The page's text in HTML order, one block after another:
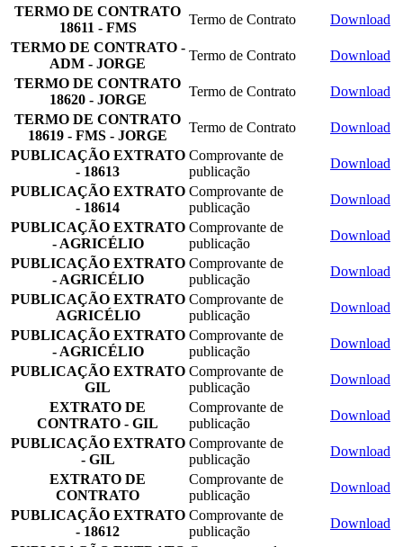
TERMO DE CONTRATO
18611 - FMS
Termo de Contrato
Download
TERMO DE CONTRATO -
ADM - JORGE
Termo de Contrato
Download
TERMO DE CONTRATO
18620 - JORGE
Termo de Contrato
Download
TERMO DE CONTRATO
18619 - FMS - JORGE
Termo de Contrato
Download
PUBLICAÇÃO EXTRATO
- 18613
Comprovante de
publicação
Download
PUBLICAÇÃO EXTRATO
- 18614
Comprovante de
publicação
Download
PUBLICAÇÃO EXTRATO
- AGRICÉLIO
Comprovante de
publicação
Download
PUBLICAÇÃO EXTRATO
- AGRICÉLIO
Comprovante de
publicação
Download
PUBLICAÇÃO EXTRATO
AGRICÉLIO
Comprovante de
publicação
Download
PUBLICAÇÃO EXTRATO
- AGRICÉLIO
Comprovante de
publicação
Download
PUBLICAÇÃO EXTRATO
GIL
Comprovante de
publicação
Download
EXTRATO DE
CONTRATO - GIL
Comprovante de
publicação
Download
PUBLICAÇÃO EXTRATO
- GIL
Comprovante de
publicação
Download
EXTRATO DE
CONTRATO
Comprovante de
publicação
Download
PUBLICAÇÃO EXTRATO
- 18612
Comprovante de
publicação
Download